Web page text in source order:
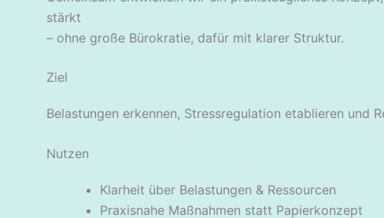
stärkt
– ohne große Bürokratie, dafür mit klarer Struktur.
Ziel
Belastungen erkennen, Stressregulation etablieren und
Nutzen
Klarheit über Belastungen & Ressourcen
Praxisnahe Maßnahmen statt Papierkonzept